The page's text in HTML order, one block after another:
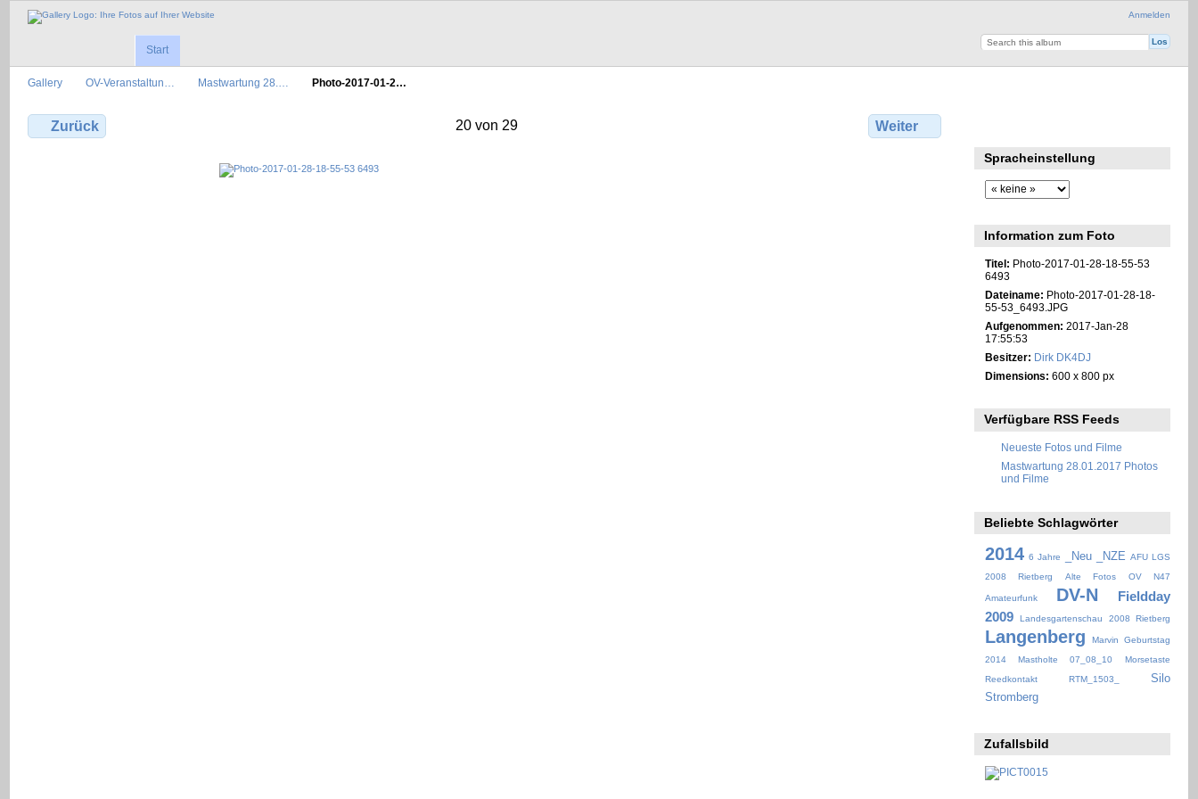
Anmelden
Start
Gallery OV-Veranstaltun… Mastwartung 28.… Photo-2017-01-2…
Zurück 20 von 29 Weiter
Spracheinstellung
Information zum Foto
Titel: Photo-2017-01-28-18-55-53
6493
Dateiname: Photo-2017-01-28-18-
55-53_6493.JPG
Aufgenommen: 2017-Jan-28
17:55:53
Besitzer: Dirk DK4DJ
Dimensions: 600 x 800 px
Verfügbare RSS Feeds
Neueste Fotos und Filme
Mastwartung 28.01.2017 Photos
und Filme
Beliebte Schlagwörter
2014 6 Jahre _Neu _NZE AFU LGS
2008 Rietberg
Alte Fotos OV N47
Amateurfunk DV-N
Fieldday
2009
Landesgartenschau 2008 Rietberg
Langenberg
Marvin Geburtstag
2014
Mastholte 07_08_10
Morsetaste
Reedkontakt
RTM_1503_
Silo
Stromberg
Zufallsbild